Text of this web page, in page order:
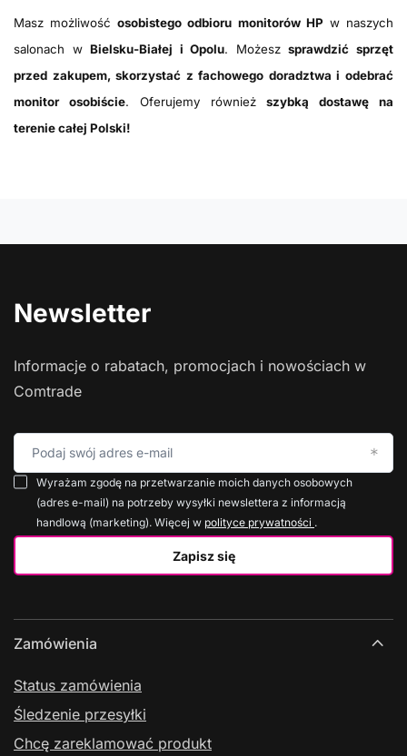
Masz możliwośćosobistego odbioru monitorów HP w naszych
salonach wBielsku-Białej i Opolu. Możeszsprawdzić sprzęt
przed zakupem, skorzystać z fachowego doradztwa i odebrać
monitor osobiście. Oferujemy równieższybką dostawę na
terenie całej Polski!
Newsletter
Informacje o rabatach, promocjach i nowościach w
Comtrade
Podaj swój adres e-mail
Zapisz się
Wyrażam zgodę na przetwarzanie moich danych osobowych
(adres e-mail) na potrzeby wysyłki newslettera z informacją
handlową (marketing). Więcej w polityce prywatności .
Zamówienia
Status zamówienia
Śledzenie przesyłki
Chcę zareklamować produkt